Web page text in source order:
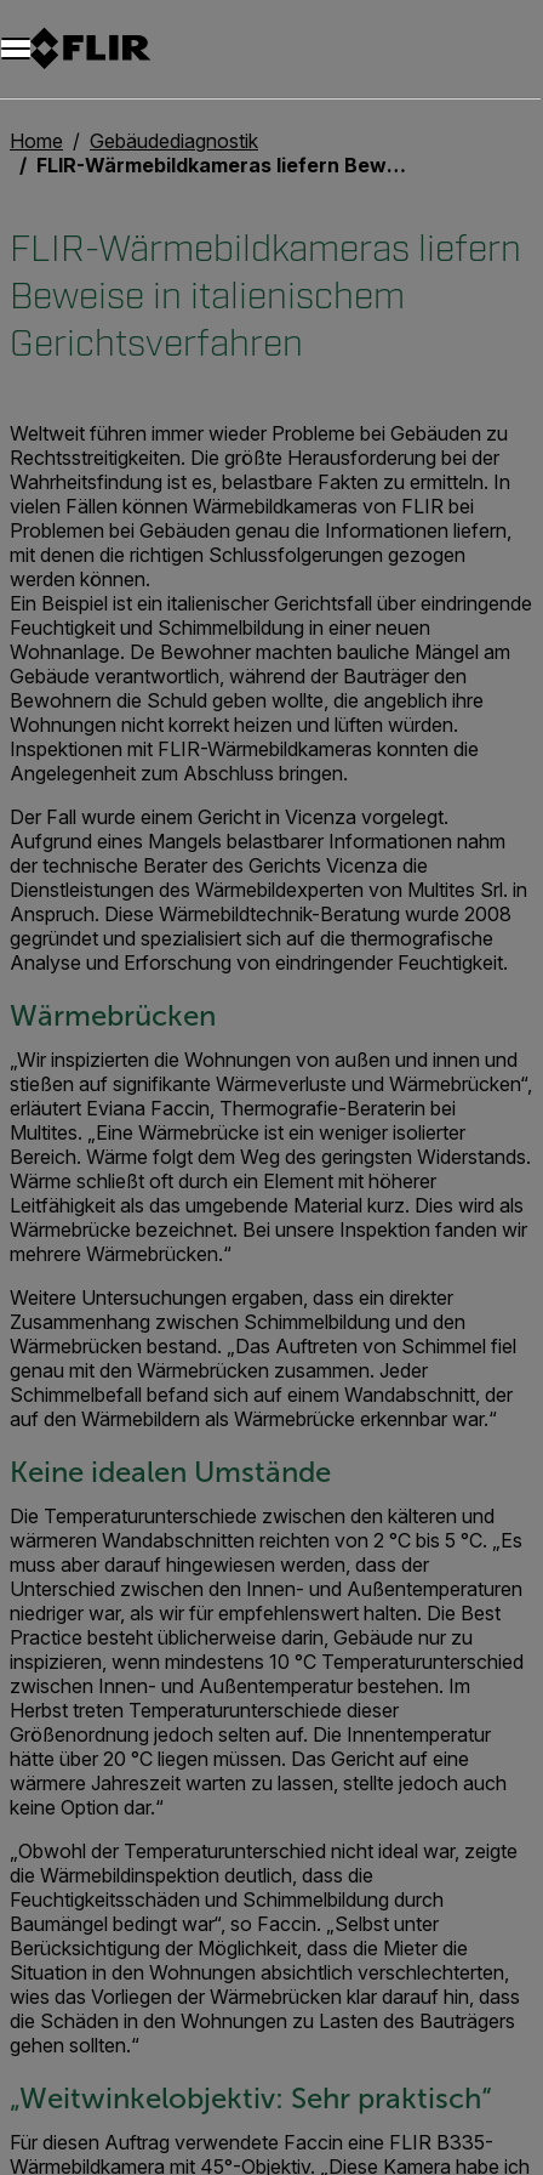
Unread messages
Modell
Entfernen
Elemente
Element
In den Warenkorb
Im Warenkorb
Home
Gebäudediagnostik
FLIR-Wärmebildkameras liefern Beweise in italienischem Gerichtsverfahren
FLIR-Wärmebildkameras liefern
Beweise in italienischem
Gerichtsverfahren
Weltweit führen immer wieder Probleme bei Gebäuden zu
Rechtsstreitigkeiten. Die größte Herausforderung bei der
Wahrheitsfindung ist es, belastbare Fakten zu ermitteln. In
vielen Fällen können Wärmebildkameras von FLIR bei
Problemen bei Gebäuden genau die Informationen liefern,
mit denen die richtigen Schlussfolgerungen gezogen
werden können.
Ein Beispiel ist ein italienischer Gerichtsfall über eindringende
Feuchtigkeit und Schimmelbildung in einer neuen
Wohnanlage. De Bewohner machten bauliche Mängel am
Gebäude verantwortlich, während der Bauträger den
Bewohnern die Schuld geben wollte, die angeblich ihre
Wohnungen nicht korrekt heizen und lüften würden.
Inspektionen mit FLIR-Wärmebildkameras konnten die
Angelegenheit zum Abschluss bringen.
Der Fall wurde einem Gericht in Vicenza vorgelegt.
Aufgrund eines Mangels belastbarer Informationen nahm
der technische Berater des Gerichts Vicenza die
Dienstleistungen des Wärmebildexperten von Multites Srl. in
Anspruch. Diese Wärmebildtechnik-Beratung wurde 2008
gegründet und spezialisiert sich auf die thermografische
Analyse und Erforschung von eindringender Feuchtigkeit.
Wärmebrücken
„Wir inspizierten die Wohnungen von außen und innen und
stießen auf signifikante Wärmeverluste und Wärmebrücken“,
erläutert Eviana Faccin, Thermografie-Beraterin bei
Multites. „Eine Wärmebrücke ist ein weniger isolierter
Bereich. Wärme folgt dem Weg des geringsten Widerstands.
Wärme schließt oft durch ein Element mit höherer
Leitfähigkeit als das umgebende Material kurz. Dies wird als
Wärmebrücke bezeichnet. Bei unsere Inspektion fanden wir
mehrere Wärmebrücken.“
Weitere Untersuchungen ergaben, dass ein direkter
Zusammenhang zwischen Schimmelbildung und den
Wärmebrücken bestand. „Das Auftreten von Schimmel fiel
genau mit den Wärmebrücken zusammen. Jeder
Schimmelbefall befand sich auf einem Wandabschnitt, der
auf den Wärmebildern als Wärmebrücke erkennbar war.“
Keine idealen Umstände
Die Temperaturunterschiede zwischen den kälteren und
wärmeren Wandabschnitten reichten von 2 °C bis 5 °C. „Es
muss aber darauf hingewiesen werden, dass der
Unterschied zwischen den Innen- und Außentemperaturen
niedriger war, als wir für empfehlenswert halten. Die Best
Practice besteht üblicherweise darin, Gebäude nur zu
inspizieren, wenn mindestens 10 °C Temperaturunterschied
zwischen Innen- und Außentemperatur bestehen. Im
Herbst treten Temperaturunterschiede dieser
Größenordnung jedoch selten auf. Die Innentemperatur
hätte über 20 °C liegen müssen. Das Gericht auf eine
wärmere Jahreszeit warten zu lassen, stellte jedoch auch
keine Option dar.“
„Obwohl der Temperaturunterschied nicht ideal war, zeigte
die Wärmebildinspektion deutlich, dass die
Feuchtigkeitsschäden und Schimmelbildung durch
Baumängel bedingt war“, so Faccin. „Selbst unter
Berücksichtigung der Möglichkeit, dass die Mieter die
Situation in den Wohnungen absichtlich verschlechterten,
wies das Vorliegen der Wärmebrücken klar darauf hin, dass
die Schäden in den Wohnungen zu Lasten des Bauträgers
gehen sollten.“
„Weitwinkelobjektiv: Sehr praktisch“
Für diesen Auftrag verwendete Faccin eine FLIR B335-
Wärmebildkamera mit 45°-Objektiv. „Diese Kamera habe ich